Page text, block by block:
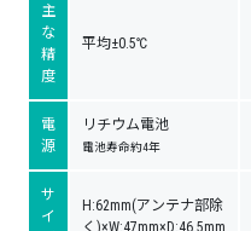
主
な
精
度
平均±0.5℃
電
源
リチウム電池
電池寿命約4年
サ
イ
H:62mm(アンテナ部除
く)×W:47mm×D:46.5mm